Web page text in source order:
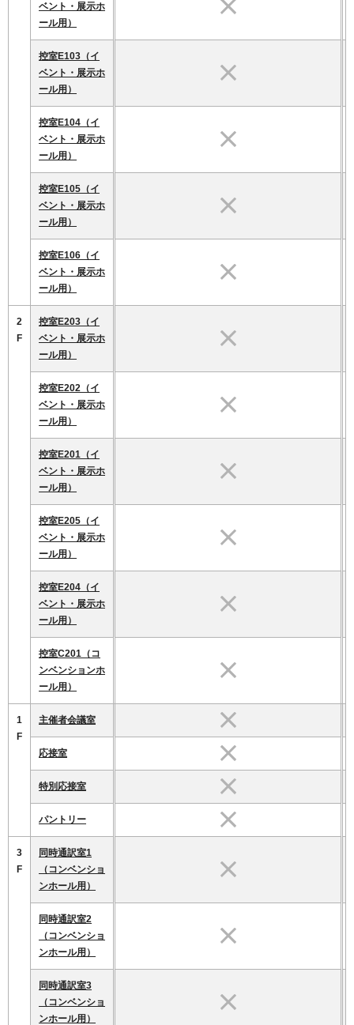
ベント・展示ホ
ール用）
控室E103（イ
ベント・展示ホ
ール用）
控室E104（イ
ベント・展示ホ
ール用）
控室E105（イ
ベント・展示ホ
ール用）
控室E106（イ
ベント・展示ホ
ール用）
2
F
控室E203（イ
ベント・展示ホ
ール用）
控室E202（イ
ベント・展示ホ
ール用）
控室E201（イ
ベント・展示ホ
ール用）
控室E205（イ
ベント・展示ホ
ール用）
控室E204（イ
ベント・展示ホ
ール用）
控室C201（コ
ンベンションホ
ール用）
1
F
主催者会議室
応接室
特別応接室
パントリー
3
F
同時通訳室1
（コンベンショ
ンホール用）
同時通訳室2
（コンベンショ
ンホール用）
同時通訳室3
（コンベンショ
ンホール用）